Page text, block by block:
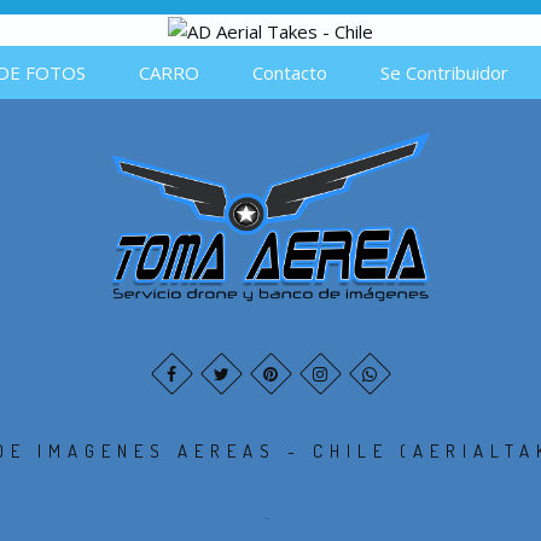
FOTOS CARRO Contacto Se Contribuidor
IMAGENES AEREAS - CHILE
.